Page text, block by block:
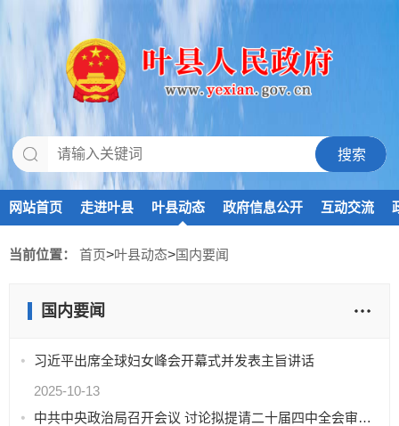
网站首页 走进叶县 叶县动态 政府信息公开 互动交流
当前位置： 首页>叶县动态>国内要闻
国内要闻
习近平出席全球妇女峰会开幕式并发表主旨讲话
2025-10-13
中共中央政治局召开会议 讨论拟提请二十届四中全会审议的文件 中共中央总书记习近平主持会议